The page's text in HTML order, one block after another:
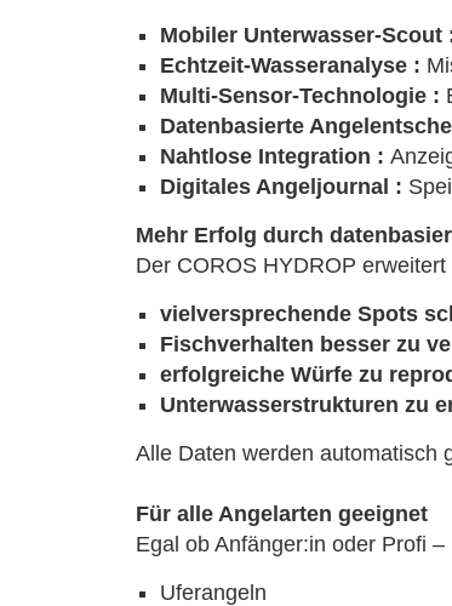
Mobiler Unterwasser-Scout
Echtzeit-Wasseranalyse :
Multi-Sensor-Technologie :
Datenbasierte
Nahtlose Integration :
Digitales Angeljournal :
Mehr Erfolg durch
Der COROS HYDROP
vielversprechende Spots
Fischverhalten besser zu
erfolgreiche Würfe zu
Unterwasserstrukturen zu
Alle Daten werden automatisch
Für alle Angelarten geeignet
Egal ob Anfänger:in oder Profi
Uferangeln